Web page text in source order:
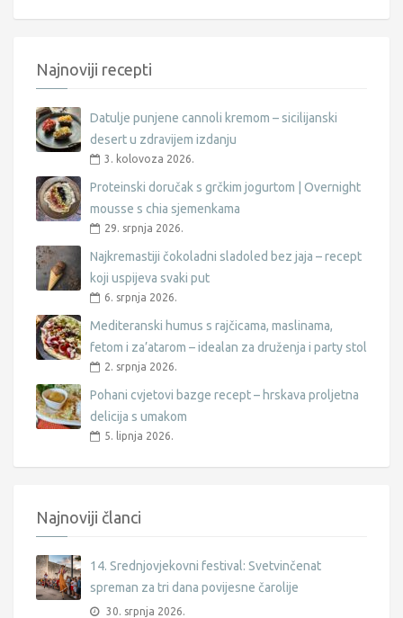
Najnoviji recepti
Datulje punjene cannoli kremom – sicilijanski
desert u zdravijem izdanju
3. kolovoza 2026.
Proteinski doručak s grčkim jogurtom | Overnight
mousse s chia sjemenkama
29. srpnja 2026.
Najkremastiji čokoladni sladoled bez jaja – recept
koji uspijeva svaki put
6. srpnja 2026.
Mediteranski humus s rajčicama, maslinama,
fetom i za’atarom – idealan za druženja i party stol
2. srpnja 2026.
Pohani cvjetovi bazge recept – hrskava proljetna
delicija s umakom
5. lipnja 2026.
Najnoviji članci
14. Srednjovjekovni festival: Svetvinčenat
spreman za tri dana povijesne čarolije
30. srpnja 2026.